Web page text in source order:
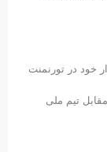
خود در تورنمنت
تیم ملی